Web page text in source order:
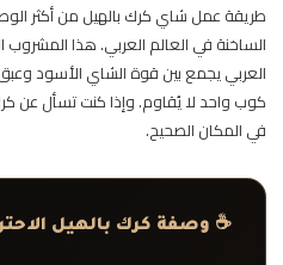
طريقة عمل شاي كرك بالهيل من أكثر
الساخنة في العالم العربي. هذا
العربي يجمع بين قوة الشاي الأسود
في المكان الصحيح.
☕ وصفة كرك بالهيل